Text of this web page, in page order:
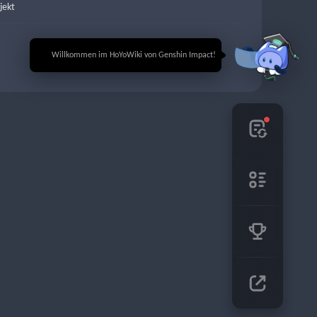
🎉 Willkommen im HoYoWiki von Genshin Impact!